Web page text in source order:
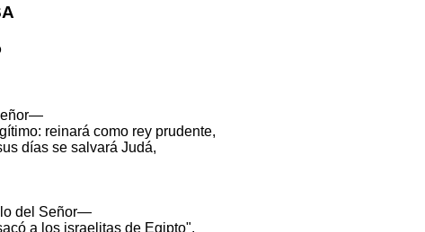
reinará como rey prudente,
días se salvará Judá,
del Señor—
a los israelitas de Egipto",